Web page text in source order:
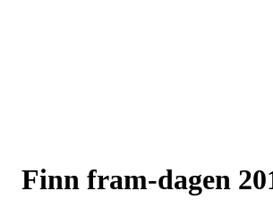
Finn fram-dagen